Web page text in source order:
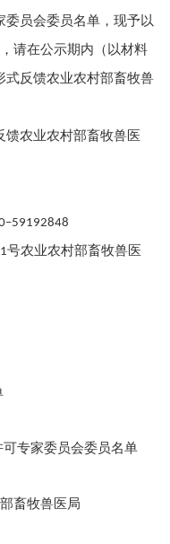
员会委员名单，现予以
请在公示期内（以材料
式反馈农业农村部畜牧兽
馈农业农村部畜牧兽医
号农业农村部畜牧兽医
专家委员会委员名单
医局